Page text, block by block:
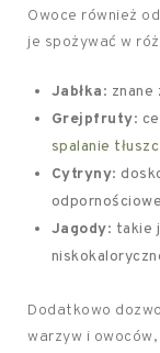
Owoce również
je spożywać w
Jabłka: znane
Grejpfruty:
spalanie
Cytryny:
Jagody: takie
Dodatkowo
warzyw i